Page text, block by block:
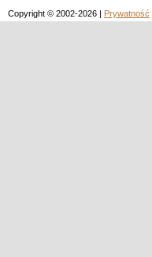
Copyright © 2002-2026 | Prywatność